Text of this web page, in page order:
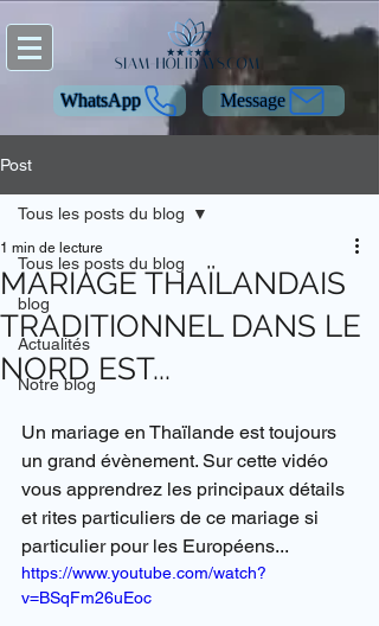
WhatsApp Message
Post
Tous les posts du blog
blog
Actualités
Notre blog
Tous les posts du blog
MARIAGE THAÏLANDAIS
TRADITIONNEL DANS LE
NORD EST...
1 min de lecture
Un mariage en Thaïlande est toujours
un grand évènement. Sur cette vidéo
vous apprendrez les principaux détails
et rites particuliers de ce mariage si
particulier pour les Européens...
https://www.youtube.com/watch?
v=BSqFm26uEoc